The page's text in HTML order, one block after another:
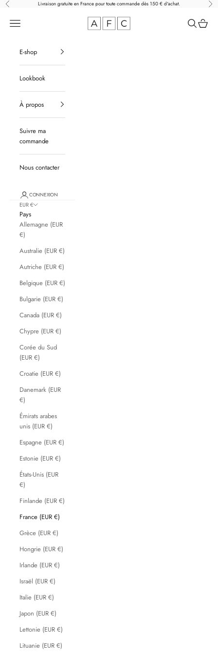
Passer au contenu
Précédent Livraison gratuite en France pour toute commande dès 150 € d'achat.
Ateliers Français de
Menu Recherche
Panier
E-shop
Lookbook
À propos
Suivre ma
commande
Nous contacter
CONNEXION
EUR €
Pays
Allemagne (EUR
€)
Australie (EUR €)
Autriche (EUR €)
Belgique (EUR €)
Bulgarie (EUR €)
Canada (EUR €)
Chypre (EUR €)
Corée du Sud
(EUR €)
Croatie (EUR €)
Danemark (EUR
€)
Émirats arabes
unis (EUR €)
Espagne (EUR €)
Estonie (EUR €)
États-Unis (EUR
€)
Finlande (EUR €)
France (EUR €)
Grèce (EUR €)
Hongrie (EUR €)
Irlande (EUR €)
Israël (EUR €)
Italie (EUR €)
Japon (EUR €)
Lettonie (EUR €)
Lituanie (EUR €)